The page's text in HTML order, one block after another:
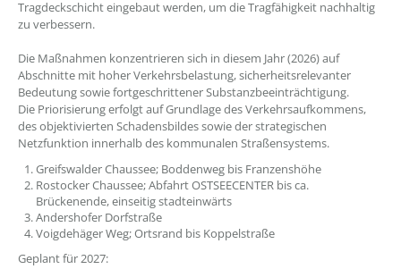
Tragdeckschicht eingebaut werden, um die Tragfähigkeit nachhaltig
zu verbessern.
Die Maßnahmen konzentrieren sich in diesem Jahr (2026) auf
Abschnitte mit hoher Verkehrsbelastung, sicherheitsrelevanter
Bedeutung sowie fortgeschrittener Substanzbeeinträchtigung.
Die Priorisierung erfolgt auf Grundlage des Verkehrsaufkommens,
des objektivierten Schadensbildes sowie der strategischen
Netzfunktion innerhalb des kommunalen Straßensystems.
Greifswalder Chaussee; Boddenweg bis Franzenshöhe
Rostocker Chaussee; Abfahrt OSTSEECENTER bis ca.
Brückenende, einseitig stadteinwärts
Andershofer Dorfstraße
Voigdehäger Weg; Ortsrand bis Koppelstraße
Geplant für 2027: